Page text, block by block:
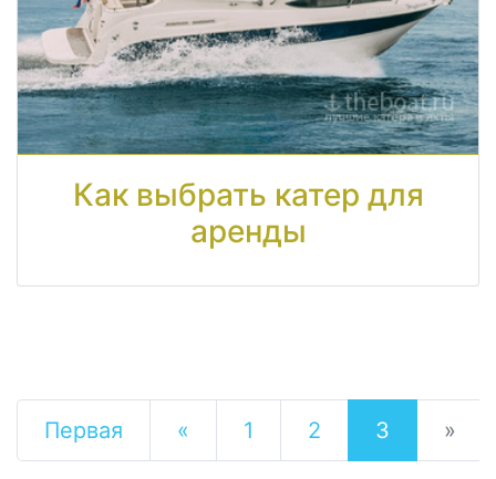
Как выбрать катер для
аренды
Первая « 1 2 3 »